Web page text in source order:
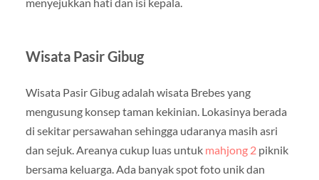
Wisata Pasir Gibug
Wisata Pasir Gibug adalah wisata Brebes yang
mengusung konsep taman kekinian. Lokasinya berada
di sekitar persawahan sehingga udaranya masih asri
dan sejuk. Areanya cukup luas untuk mahjong 2piknik
bersama keluarga. Ada banyak spot foto unik dan